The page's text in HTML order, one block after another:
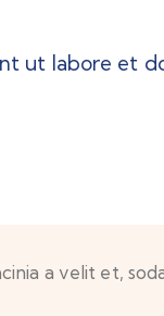
ut labore et
a velit et,